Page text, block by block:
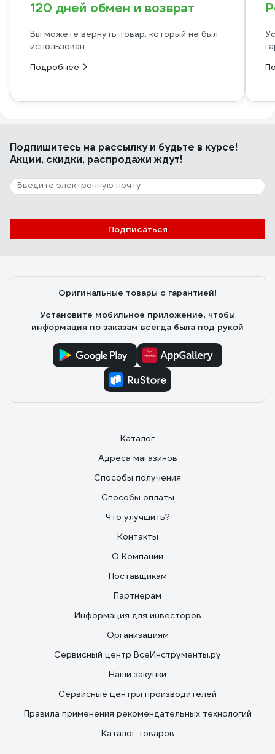
120 дней обмен и возврат
Вы можете вернуть товар, который не был
использован
Подробнее
Подпишитесь на рассылкуи будьте в курсе!
Акции, скидки, распродажи ждут!
Подписаться
Оригинальные товары с гарантией!
Установите мобильное приложение, чтобы
информация по заказам всегда была под рукой
Каталог
Адреса магазинов
Способы получения
Способы оплаты
Что улучшить?
Контакты
О Компании
Поставщикам
Партнерам
Информация для инвесторов
Организациям
Сервисный центр ВсеИнструменты.ру
Наши закупки
Сервисные центры производителей
Правила применения рекомендательных технологий
Каталог товаров